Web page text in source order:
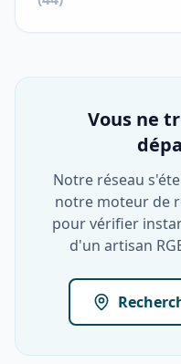
Vous ne
Notre réseau
notre moteur de
pour vérifier
d'un artisan